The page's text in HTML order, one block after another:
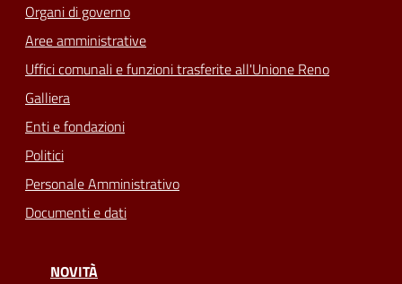
Seguici
su
Organi di governo
Aree amministrative
Uffici comunali e funzioni trasferite all'Unione Reno
Galliera
Enti e fondazioni
Politici
Personale Amministrativo
Documenti e dati
NOVITÀ